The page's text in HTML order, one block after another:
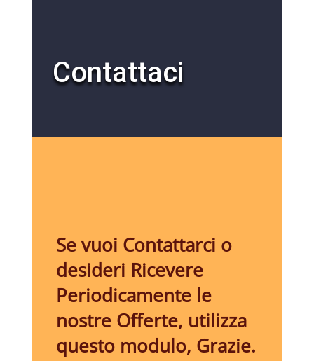
Contattaci
Se vuoi Contattarci o
desideri Ricevere
Periodicamente le
nostre Offerte, utilizza
questo modulo, Grazie.